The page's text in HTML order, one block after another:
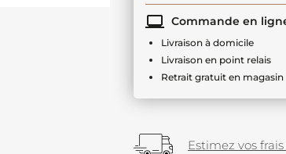
Commande en
Livraison à domicile
Livraison en point relais
Retrait gratuit en magasin
Estimez vos